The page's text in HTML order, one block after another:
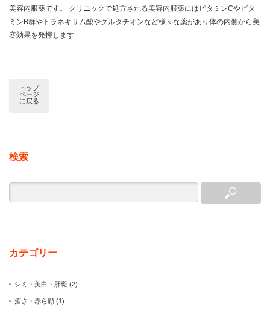
美容内服薬です。 クリニックで処方される美容内服薬にはビタミンCやビタ
ミンB群やトラネキサム酸やグルタチオンなど様々な薬があり体の内側から美
容効果を発揮します…
トップ
ページ
に戻る
検索
カテゴリー
シミ・美白・肝斑 (2)
酒さ・赤ら顔 (1)